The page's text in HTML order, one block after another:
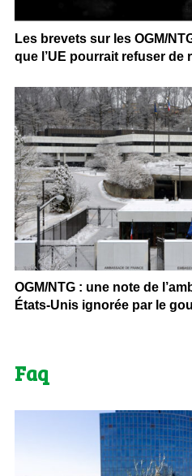
Les brevets sur les OGM/
que l’UE pourrait refuser de
OGM/NTG : une note de
États-Unis ignorée par le
Faq